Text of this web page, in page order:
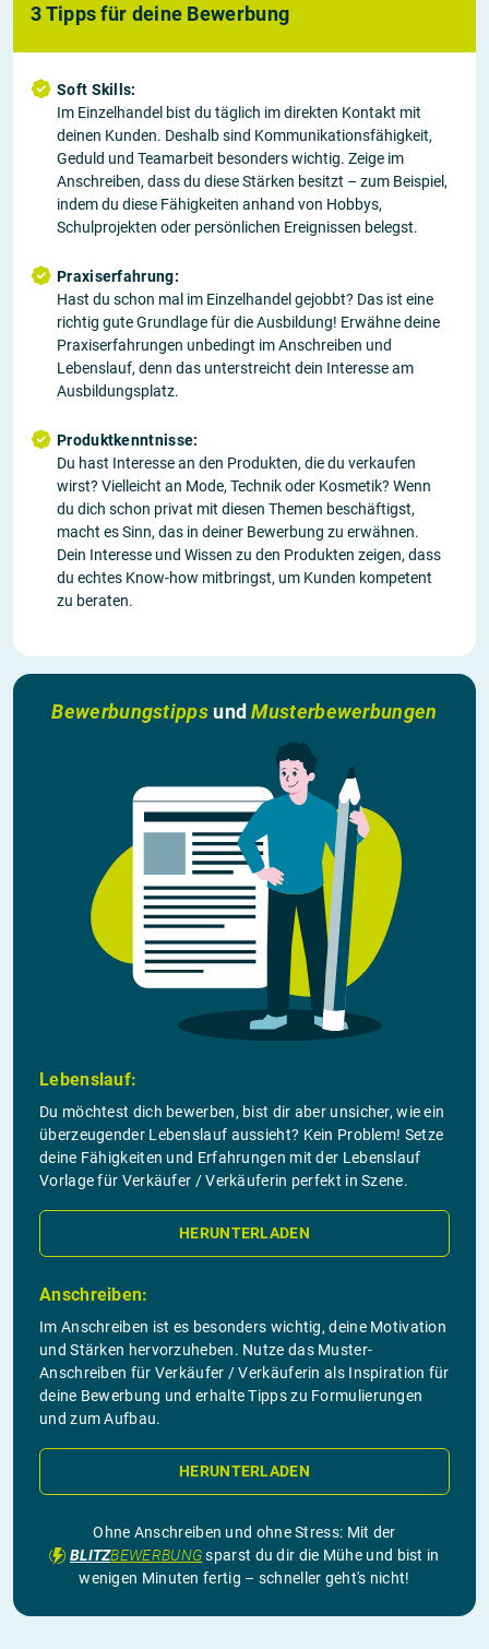
3 Tipps für deine Bewerbung
Soft Skills:
Im Einzelhandel bist du täglich im direkten Kontakt mit
deinen Kunden. Deshalb sind Kommunikationsfähigkeit,
Geduld und Teamarbeit besonders wichtig. Zeige im
Anschreiben, dass du diese Stärken besitzt – zum Beispiel,
indem du diese Fähigkeiten anhand von Hobbys,
Schulprojekten oder persönlichen Ereignissen belegst.
Praxiserfahrung:
Hast du schon mal im Einzelhandel gejobbt? Das ist eine
richtig gute Grundlage für die Ausbildung! Erwähne deine
Praxiserfahrungen unbedingt im Anschreiben und
Lebenslauf, denn das unterstreicht dein Interesse am
Ausbildungsplatz.
Produktkenntnisse:
Du hast Interesse an den Produkten, die du verkaufen
wirst? Vielleicht an Mode, Technik oder Kosmetik? Wenn
du dich schon privat mit diesen Themen beschäftigst,
macht es Sinn, das in deiner Bewerbung zu erwähnen.
Dein Interesse und Wissen zu den Produkten zeigen, dass
du echtes Know-how mitbringst, um Kunden kompetent
zu beraten.
BewerbungstippsundMusterbewerbungen
Lebenslauf:
Du möchtest dich bewerben, bist dir aber unsicher, wie ein
überzeugender Lebenslauf aussieht? Kein Problem! Setze
deine Fähigkeiten und Erfahrungen mit der Lebenslauf
Vorlage für Verkäufer / Verkäuferin perfekt in Szene.
HERUNTERLADEN
Anschreiben:
Im Anschreiben ist es besonders wichtig, deine Motivation
und Stärken hervorzuheben. Nutze das Muster-
Anschreiben für Verkäufer / Verkäuferin als Inspiration für
deine Bewerbung und erhalte Tipps zu Formulierungen
und zum Aufbau.
HERUNTERLADEN
Ohne Anschreiben und ohne Stress: Mit der
BLITZBEWERBUNGsparst du dir die Mühe und bist in
wenigen Minuten fertig – schneller geht's nicht!